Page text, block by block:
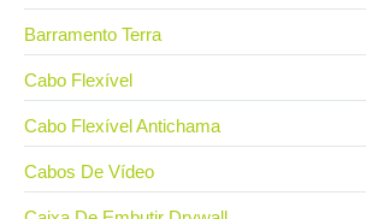
Barramento Terra
Cabo Flexível
Cabo Flexível Antichama
Cabos De Vídeo